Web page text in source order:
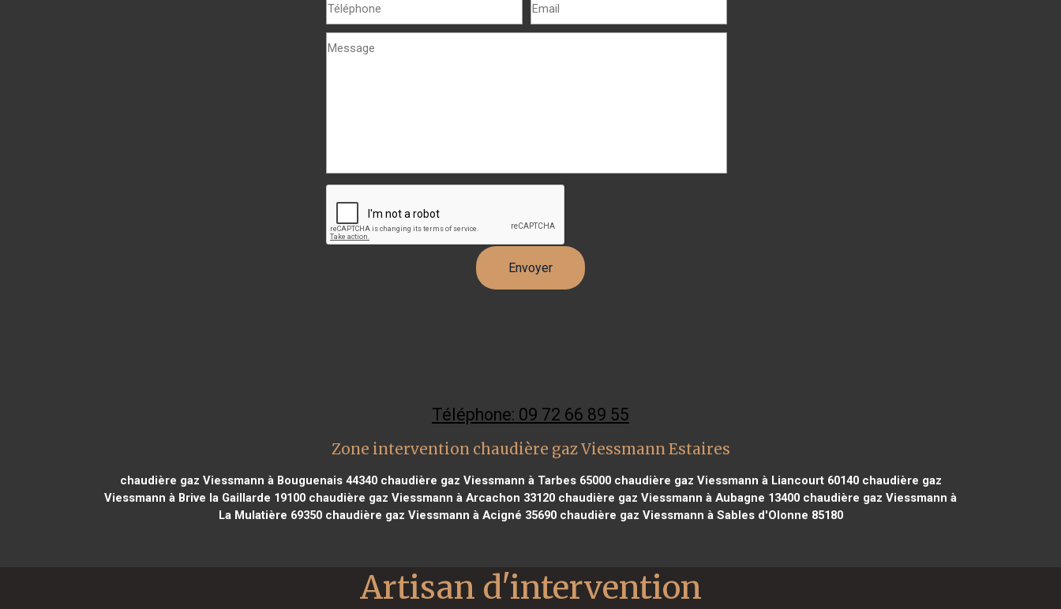
Téléphone: 09 72 66 89 55
Zone intervention chaudière gaz Viessmann Estaires
chaudière gaz Viessmann à Bouguenais 44340chaudière gaz Viessmann à Tarbes 65000chaudière gaz Viessmann à Liancourt 60140chaudière gaz
Viessmann à Brive la Gaillarde 19100 chaudière gaz Viessmann à Arcachon 33120 chaudière gaz Viessmann à Aubagne 13400 chaudière gaz Viessmann à
La Mulatière 69350chaudière gaz Viessmann à Acigné 35690chaudière gaz Viessmann à Sables d'Olonne 85180
Artisan d'intervention